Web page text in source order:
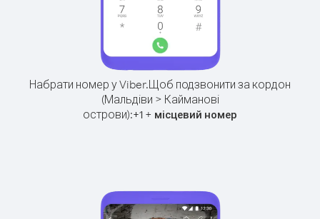
Набрати номер у Viber.Щоб подзвонити за кордон
(Мальдіви > Кайманові
острови):+1 + місцевий номер